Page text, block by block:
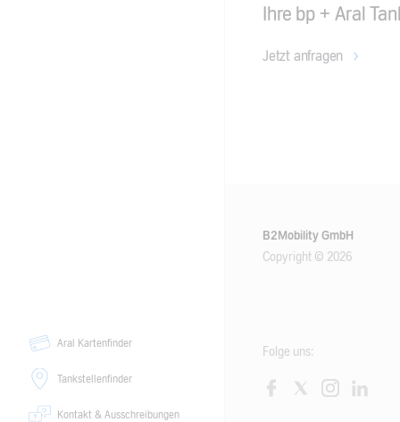
Aral Kartenfinder
Tankstellenfinder
Kontakt & Ausschreibungen
Ihre bp + Aral
Jetzt anfragen
B2Mobility GmbH
Copyright © 2026
Folge uns: